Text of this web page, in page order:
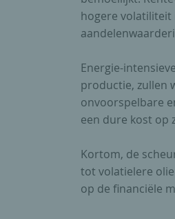
hogere
Energie-
productie, zullen
onvoorspelbare
een dure kost op
Kortom, de
tot volatielere
op de financiële